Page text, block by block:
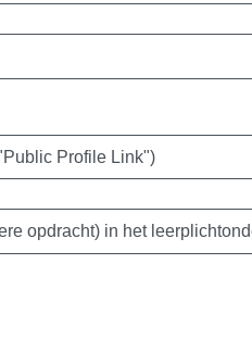
Profile Link")